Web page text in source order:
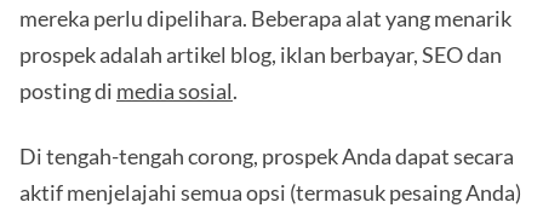
mereka perlu dipelihara. Beberapa alat yang menarik
prospek adalah artikel blog, iklan berbayar, SEO dan
posting di media sosial.
Di tengah-tengah corong, prospek Anda dapat secara
aktif menjelajahi semua opsi (termasuk pesaing Anda)